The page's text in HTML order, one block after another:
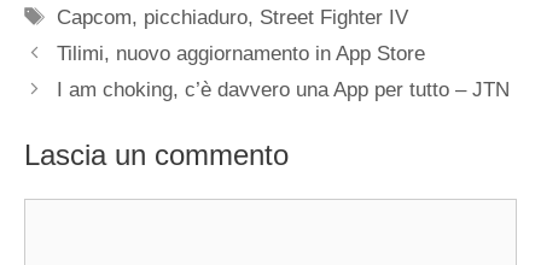
Tag
Capcom, picchiaduro, Street Fighter IV
Tilimi, nuovo aggiornamento in App Store
I am choking, c’è davvero una App per tutto – JTN
Lascia un commento